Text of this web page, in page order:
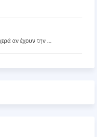
αν έχουν την ...